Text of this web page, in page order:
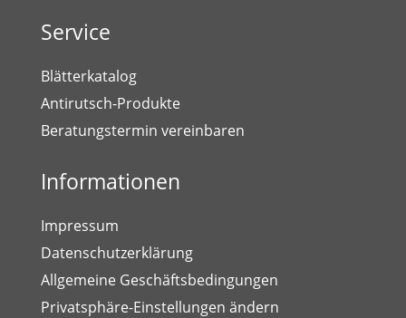
Service
Blätterkatalog
Antirutsch-Produkte
Beratungstermin vereinbaren
Informationen
Impressum
Datenschutzerklärung
Allgemeine Geschäftsbedingungen
Privatsphäre-Einstellungen ändern